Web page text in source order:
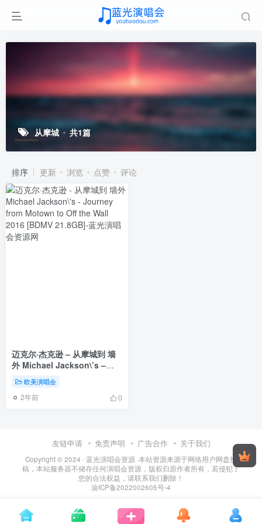
从摩城 共1篇
排序 更新 浏览 点赞 评论
迈克尔·杰克逊 – 从摩城到 墙
外 Michael Jackson\’s –
Journey from Motown to
Off the Wall 2016 [BDMV
21.8GB]
欧美演唱会
2年前 0
友链申请 免责声明 广告合作 关于我们
Copyright © 2024 · 蓝光演唱会资源 ·本站资源来源于网络用户网盘投
稿，本站服务器不储存任何演唱会资源，版权归原作者所有，若侵犯了
您的合法权益，请联系我们删除！
渝ICP备2022002605号-4